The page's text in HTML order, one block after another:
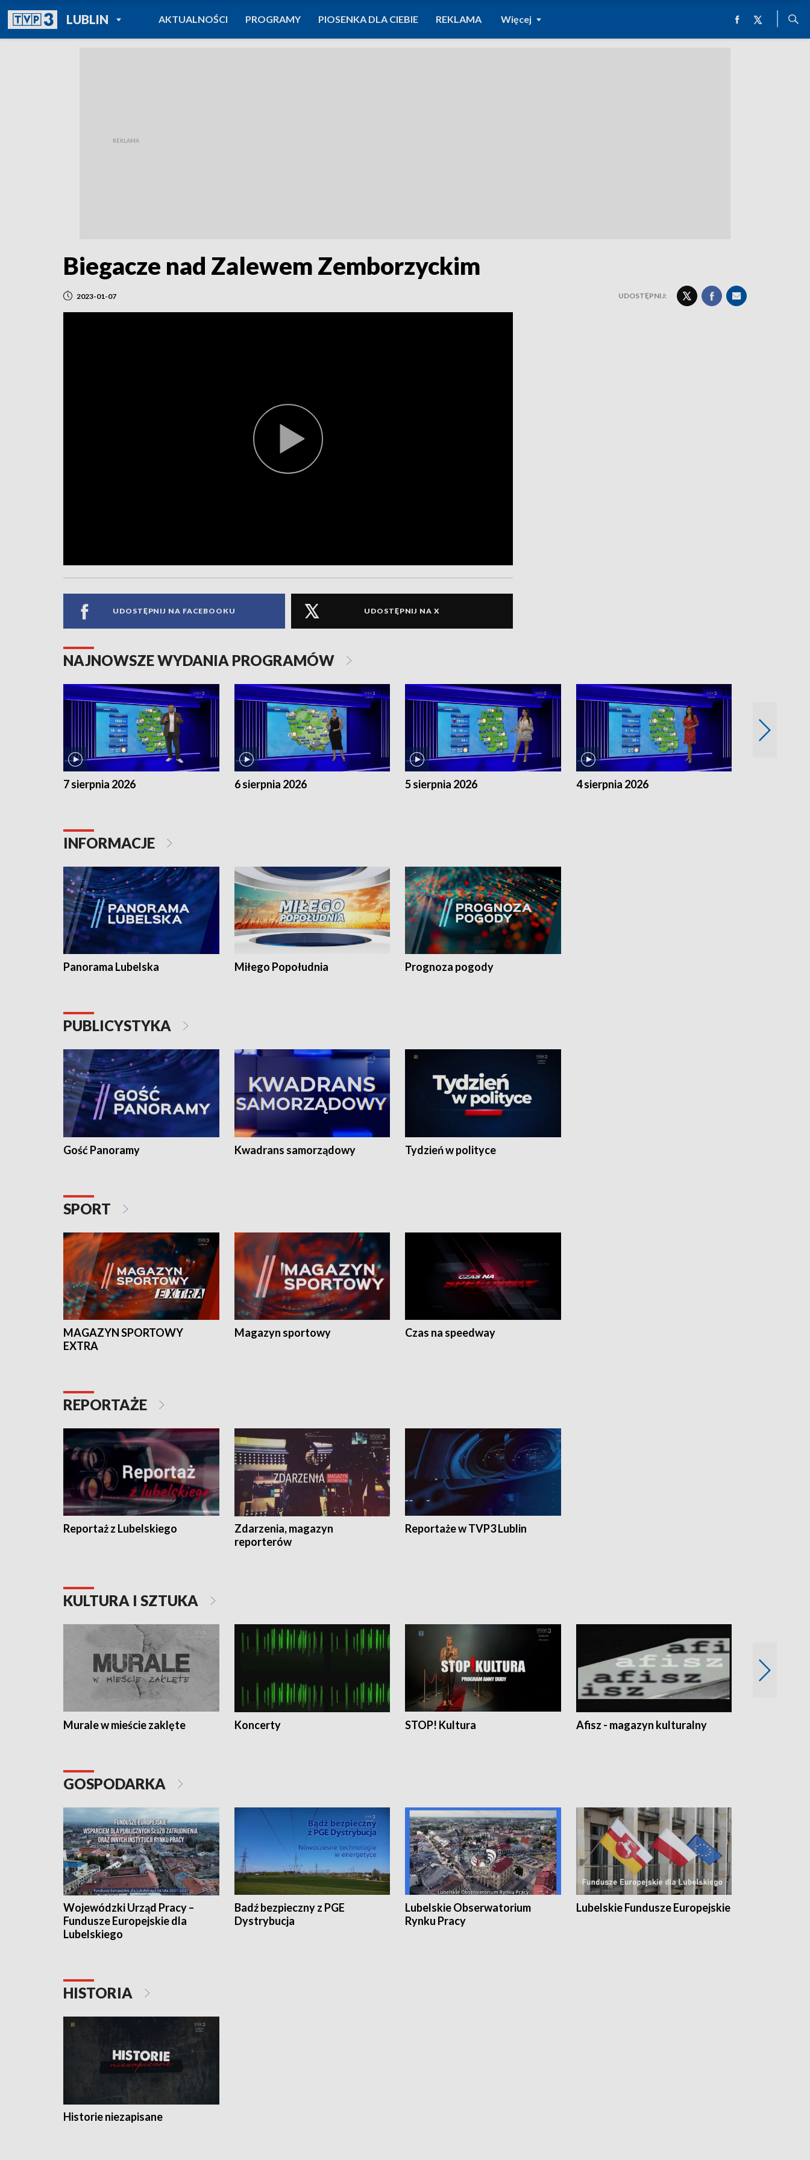
LUBLINPOWRÓT DO
TVP REGIONY
AKTUALNOŚCI PROGRAMY PIOSENKA DLA CIEBIE REKLAMA Więcej
Biegacze nad Zalewem Zemborzyckim
2023-01-07 UDOSTĘPNIJ:
UDOSTĘPNIJ NA FACEBOOKU UDOSTĘPNIJ NA X
NAJNOWSZE WYDANIA PROGRAMÓW
7 sierpnia 2026 6 sierpnia 2026 5 sierpnia 2026 4 sierpnia 2026
INFORMACJE
Panorama Lubelska Miłego Popołudnia Prognoza pogody
PUBLICYSTYKA
Gość Panoramy Kwadrans samorządowy Tydzień w polityce
SPORT
MAGAZYN SPORTOWY
EXTRA
Magazyn sportowy Czas na speedway
REPORTAŻE
Reportaż z Lubelskiego
Zdarzenia, magazyn
reporterów
Reportaże w TVP3 Lublin
KULTURA I SZTUKA
Murale w mieście zaklęte Koncerty STOP! Kultura Afisz - magazyn kulturalny
GOSPODARKA
Wojewódzki Urząd Pracy –
Fundusze Europejskie dla
Lubelskiego
Badź bezpieczny z PGE
Dystrybucja
Lubelskie Obserwatorium
Rynku Pracy
Lubelskie Fundusze Europejskie
HISTORIA
Historie niezapisane